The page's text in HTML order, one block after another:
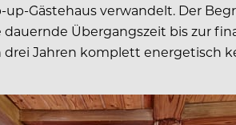
up-Gästehaus verwandelt. Der
dauernde Übergangszeit bis zur
Jahren komplett energetisch